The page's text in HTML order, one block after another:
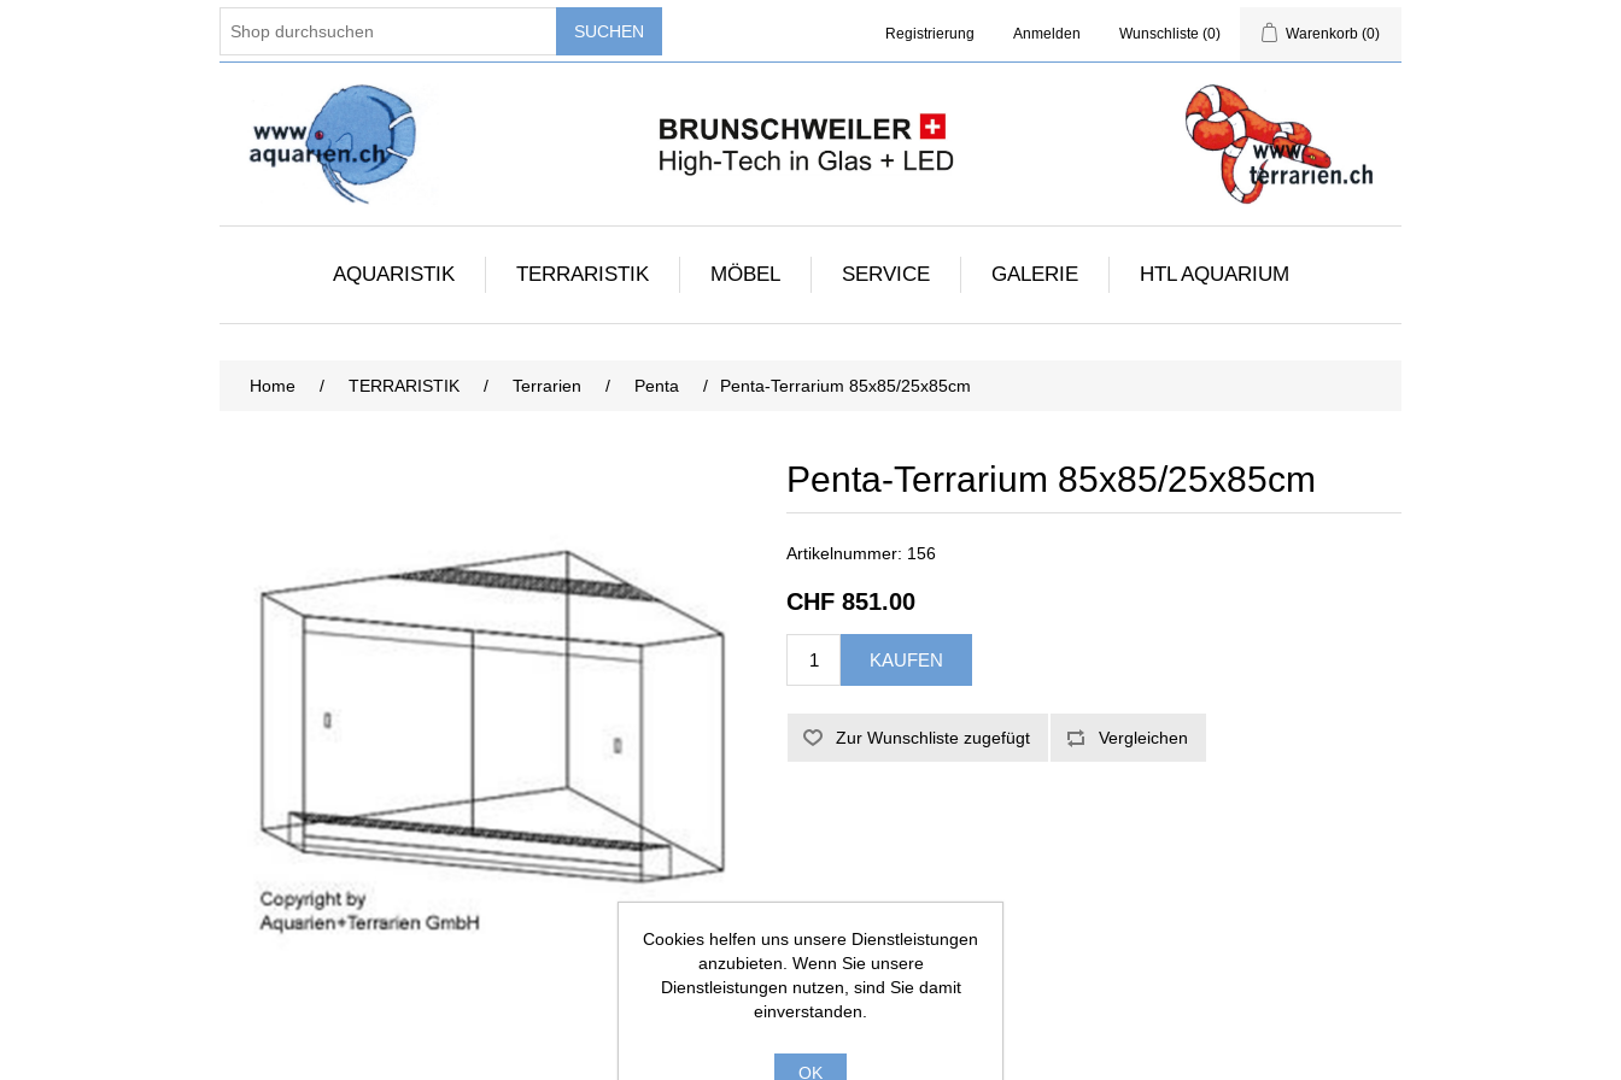
Registrierung Anmelden Wunschliste (0) Warenkorb (0)
AQUARISTIK TERRARISTIK MÖBEL SERVICE GALERIE HTL AQUARIUM
Home / TERRARISTIK / Terrarien / Penta / Penta-Terrarium 85x85/25x85cm
Penta-Terrarium 85x85/25x85cm
Artikelnummer: 156
CHF 851.00
Cookies helfen uns unsere Dienstleistungen
anzubieten. Wenn Sie unsere
Dienstleistungen nutzen, sind Sie damit
einverstanden.
OK